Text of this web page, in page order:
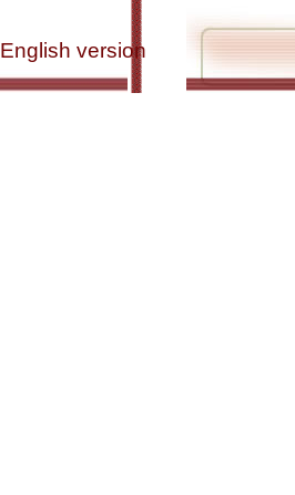
English version